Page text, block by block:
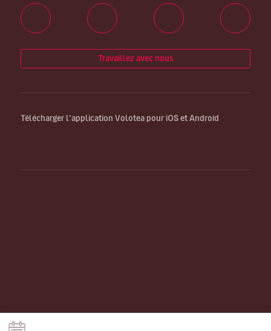
Travaillez avec nous
Télécharger l’application Volotea pour iOS et Android